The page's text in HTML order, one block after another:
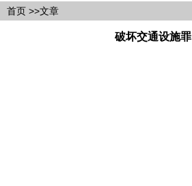
首页 >>文章
破坏交通设施罪